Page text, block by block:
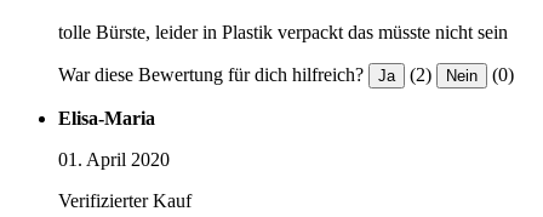
tolle Bürste, leider in Plastik verpackt das müsste nicht sein
War diese Bewertung für dich hilfreich? Ja (2) Nein (0)
Elisa-Maria
01. April 2020
Verifizierter Kauf